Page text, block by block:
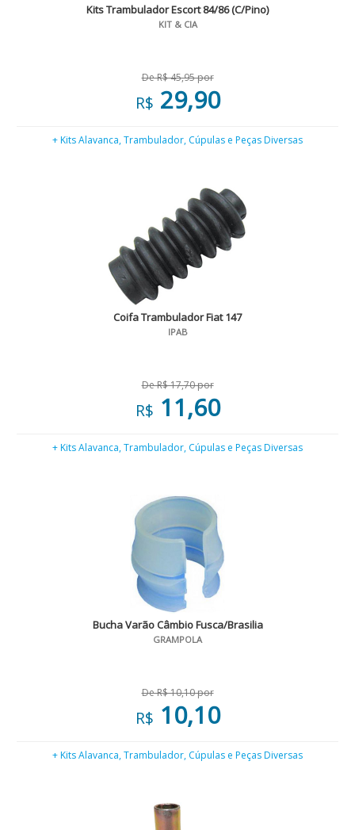
Kits Trambulador Escort 84/86 (C/Pino)
KIT & CIA
De R$ 45,95 por
R$ 29,90
+ Kits Alavanca, Trambulador, Cúpulas e Peças Diversas
Coifa Trambulador Fiat 147
IPAB
De R$ 17,70 por
R$ 11,60
+ Kits Alavanca, Trambulador, Cúpulas e Peças Diversas
Bucha Varão Câmbio Fusca/Brasilia
GRAMPOLA
De R$ 10,10 por
R$ 10,10
+ Kits Alavanca, Trambulador, Cúpulas e Peças Diversas